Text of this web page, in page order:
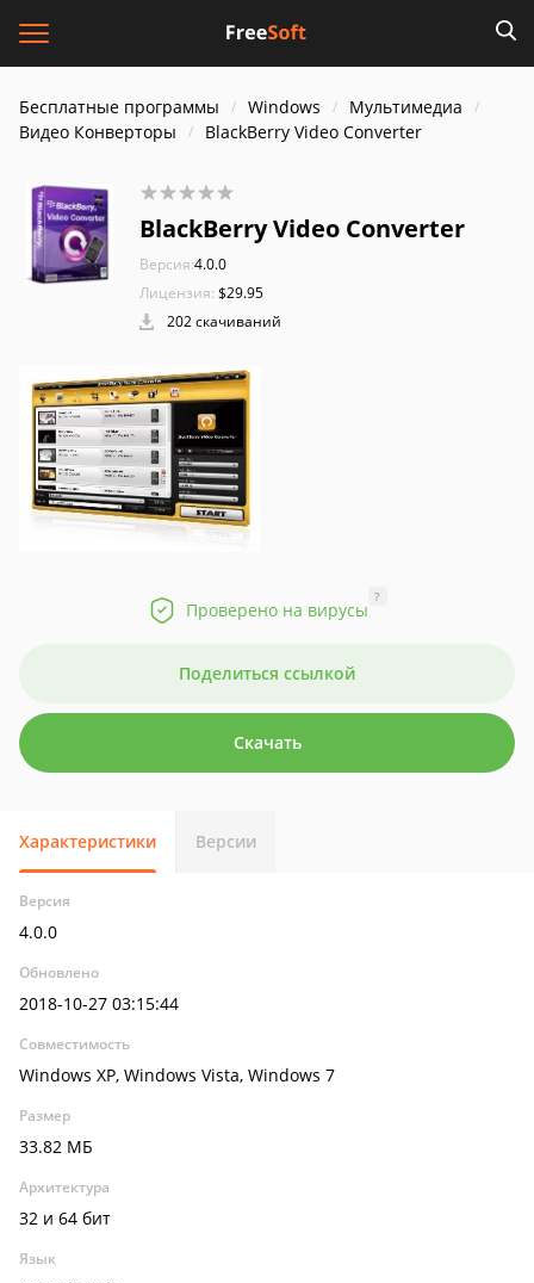
Бесплатные программы Windows
Мультимедиа
Видео Конверторы
BlackBerry Video Converter
BlackBerry Video Converter
Версия:4.0.0
Лицензия: $29.95
202 скачиваний
Проверено на вирусы
?
Поделиться ссылкой
Скачать
Характеристики Версии
Версия
4.0.0
Обновлено
2018-10-27 03:15:44
Совместимость
Windows XP, Windows Vista, Windows 7
Размер
33.82 МБ
Архитектура
32 и 64 бит
Язык